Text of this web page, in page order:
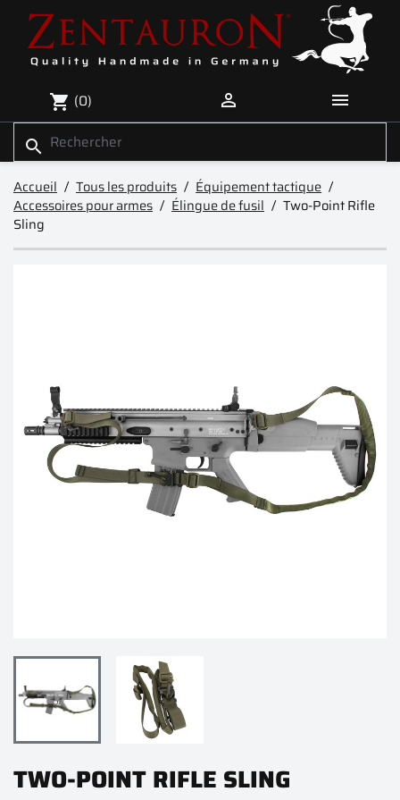
shopping_cart (0)  
search
Accueil Tous les produits
Équipement tactique
Accessoires pour armes
Élingue de fusil
Two-Point Rifle
Sling
TWO-POINT RIFLE SLING